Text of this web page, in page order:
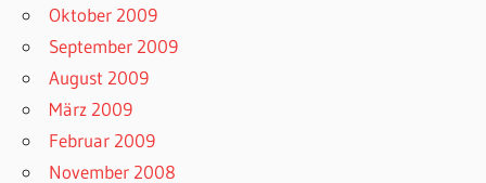
Oktober 2009
September 2009
August 2009
März 2009
Februar 2009
November 2008